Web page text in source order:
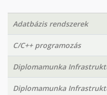
Adatbázis rendszerek
C/C++ programozás
Diplomamunka
Diplomamunka